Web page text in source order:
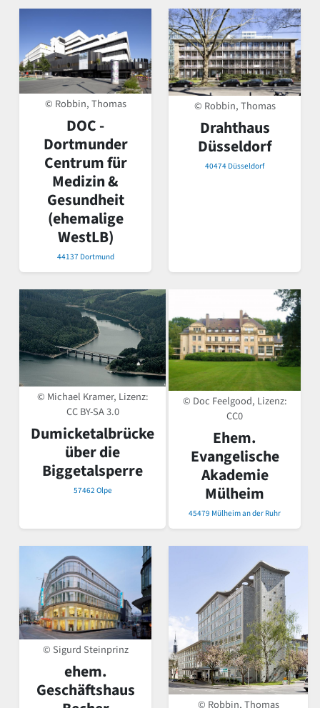
© Robbin, Thomas
DOC -
Dortmunder
Centrum für
Medizin &
Gesundheit
(ehemalige
WestLB)
44137 Dortmund
© Robbin, Thomas
Drahthaus
Düsseldorf
40474 Düsseldorf
© Michael Kramer, Lizenz:
CC BY-SA 3.0
Dumicketalbrücke
über die
Biggetalsperre
57462 Olpe
© Doc Feelgood, Lizenz:
CC0
Ehem.
Evangelische
Akademie
Mülheim
45479 Mülheim an der Ruhr
© Sigurd Steinprinz
ehem.
Geschäftshaus
© Robbin, Thomas